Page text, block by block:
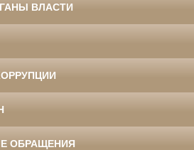
ВЛАСТИ
ОБРАЩЕНИЯ